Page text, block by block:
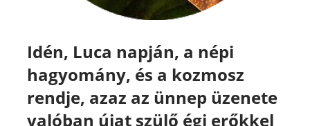
Idén, Luca napján, a népi
hagyomány, és a kozmosz
rendje, azaz az ünnep üzenete
valóban újat szülő égi erőkkel